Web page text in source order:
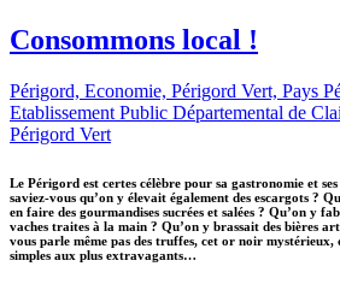
Consommons local !
Périgord, Economie, Périgord Vert, Pays
Etablissement Public Départemental de
Périgord Vert
Le Périgord est certes célèbre pour sa gastronomie et
saviez-vous qu’on y élevait également des escargots ?
en faire des gourmandises sucrées et salées ? Qu’on y
vaches traites à la main ? Qu’on y brassait des bières
vous parle même pas des truffes, cet or noir mystérieux,
simples aux plus extravagants…